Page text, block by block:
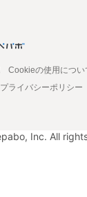
Cookieの使用につい
プライバシーポリシー
Inc. All